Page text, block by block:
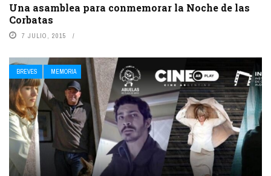
Una asamblea para conmemorar la Noche de las
Corbatas
7 JULIO, 2015
BREVES MEMORIA